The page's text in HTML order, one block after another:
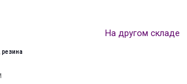
На другом складе